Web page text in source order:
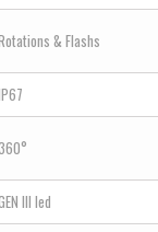
& Flashs
III led